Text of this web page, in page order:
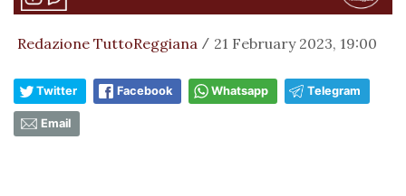
Redazione TuttoReggiana / 21 February 2023, 19:00
Twitter Facebook Whatsapp Telegram
Email